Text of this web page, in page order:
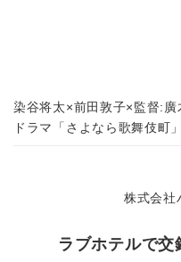
染谷将太×前田敦子×監督:
ドラマ「さよなら歌舞伎町
株式会社
ラブホテルで交